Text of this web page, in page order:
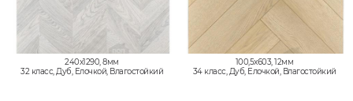
240x1290, 8мм
32 класс, Дуб, Елочкой, Влагостойкий
100,5x603, 12мм
34 класс, Дуб, Елочкой, Влагостойкий